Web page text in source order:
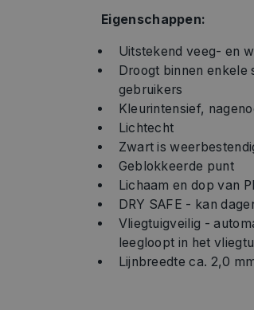
Eigenschappen:
Uitstekend veeg- en
Droogt binnen enkele
gebruikers
Kleurintensief,
Lichtecht
Zwart is
Geblokkeerde punt
Lichaam en dop van
DRY SAFE - kan
Vliegtuigveilig -
leegloopt in het
Lijnbreedte ca. 2,0